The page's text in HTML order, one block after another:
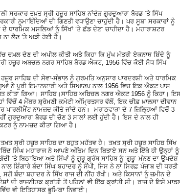
ਸਰਕਾਰ ਤਖ਼ਤ ਸ੍ਰੀ ਹਜ਼ੂਰ ਸਾਹਿਬ ਨਾਂਦੇੜ ਗੁਰਦੁਆਰਾ ਬੋਰਡ ‘ਤੇ ਸਿੱਖ
ਨੁਮਾਇੰਦਿਆਂ ਦੀ ਗਿਣਤੀ ਵਧਾਉਣਾ ਚਾਹੁੰਦੀ ਹੈ। ਪਰ ਸੂਬਾ ਸਰਕਾਰਾਂ ਨੂੰ
ਧਾਰਮਿਕ ਮਸਲਿਆਂ ਨੂੰ ਸਿੱਖਾਂ ‘ਤੇ ਛੱਡ ਦੇਣਾ ਚਾਹੀਦਾ ਹੈ। ਮਹਾਰਾਸ਼ਟਰ
ਨਾ ਲੈਣ ‘ਤੇ ਅੜੀ ਹੋਈ ਹੈ।
ਦਖ਼ਲ ਦੇਣ ਦੀ ਅਪੀਲ ਕੀਤੀ ਅਤੇ ਕਿਹਾ ਕਿ ਮੁੱਖ ਮੰਤਰੀ ਏਕਨਾਥ ਸ਼ਿੰਦੇ ਨੂੰ
ਹਜ਼ੂਰ ਅਬਚਲ ਨਗਰ ਸਾਹਿਬ ਬੋਰਡ ਐਕਟ, 1956 ਵਿੱਚ ਕੋਈ ਸੋਧ ਸਿੱਖ
ਸਾਹਿਬ ਦੀ ਸੇਵਾ-ਸੰਭਾਲ ਨੂੰ ਗੁਰਮਤਿ ਅਨੁਸਾਰ ਪਾਰਦਰਸ਼ੀ ਅਤੇ ਧਾਰਮਿਕ
ਨੇ ਪੂਰੀ ਇਮਾਨਦਾਰੀ ਅਤੇ ਸਿਆਣਪ ਨਾਲ 1956 ਵਿਚ ਇਕ ਐਕਟ ਪਾਸ
ਕੀਤਾ ਗਿਆ। ਸਾਹਿਬ।ਸਾਹਿਬ ਅਬਿਚਲ ਨਗਰ ਐਕਟ 1956 ਨੂੰ ਕਿਹਾ।
4 ਮੈਂਬਰ ਸ਼੍ਰੋਮਣੀ ਕਮੇਟੀ ਅੰਮ੍ਰਿਤਸਰ ਵੱਲੋਂ, ਇਕ ਚੀਫ਼ ਖ਼ਾਲਸਾ ਦੀਵਾਨ
ਨਾਮਜ਼ਦ ਕੀਤੇ ਜਾਂਦੇ ਹਨ। ਮਰਾਠਵਾੜਾ ਦੇ 7 ਜ਼ਿਲ੍ਹਿਆਂ ਵਿਚੋਂ 3
ਗੁਰਦੁਆਰਾ ਬੋਰਡ ਦੀ ਚੋਣ 3 ਸਾਲਾਂ ਲਈ ਹੁੰਦੀ ਹੈ। ਇਸ ਦੇ ਨਾਲ ਹੀ
ਨੂੰ ਨਾਮਜ਼ਦ ਕੀਤਾ ਗਿਆ ਹੈ।
ਸ੍ਰੀ ਹਜ਼ੂਰ ਸਾਹਿਬ ਦਾ ਬਹੁਤ ਮਹੱਤਵ ਹੈ। ਤਖ਼ਤ ਸ੍ਰੀ ਹਜ਼ੂਰ ਸਾਹਿਬ ਸਿੱਖ
ਸਿੰਘ ਮਹਾਰਾਜ ਨੇ ਆਪਣੇ ਅੰਤਿਮ ਦਿਨ ਬਿਤਾਏ ਸਨ ਅਤੇ ਇੱਥੇ ਹੀ ਉਨ੍ਹਾਂ ਨੂੰ
‘ਤੇ ਬਿਠਾਇਆ ਅਤੇ ਸਿੱਖਾਂ ਨੂੰ ਗੁਰੂ ਗ੍ਰੰਥ ਸਾਹਿਬ ਨੂੰ ‘ਗੁਰੂ’ ਮੰਨਣ ਦਾ ਉਪਦੇਸ਼
ਸ਼ਿੰਗਾਰੇ ਬੰਦਾ ਸਿੰਘ ਬਹਾਦਰ ਨੂੰ ਸੌਂਪੀ, ਜਿਸ ਨੇ ਨਾ ਸਿਰਫ਼ ਪੰਜਾਬ ਦੀ ਧਰਤੀ
ਬੰਦਾ ਬਹਾਦਰ ਨੇ ਸਿੱਖ ਰਾਜ ਦੀ ਨੀਂਹ ਰੱਖੀ। ਅਤੇ ਕਿਸਾਨਾਂ ਨੂੰ ਜ਼ਮੀਨ ਦੇ
ਦੀ ਰਾਜਨੀਤਕ ਕ੍ਰਾਂਤੀ ਤੋਂ ਪਹਿਲਾਂ ਵੀ ਇੱਕ ਕ੍ਰਾਂਤੀ ਸੀ। ਰਾਜ ਦੇ ਇਸੇ
ਵੀ ਇਤਿਹਾਸਕ ਭੂਮਿਕਾ ਨਿਭਾਈ।